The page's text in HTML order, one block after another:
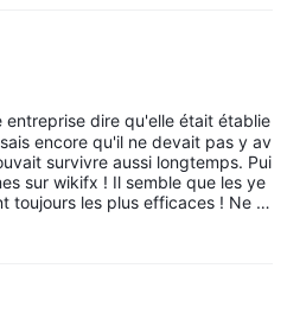
dire qu'elle était établie
encore qu'il ne devait pas y av
survivre aussi longtemps. Pui
sur wikifx ! Il semble que les ye
toujours les plus efficaces ! Ne fa
!